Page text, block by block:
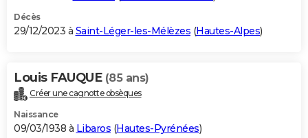
Décès
29/12/2023 à Saint-Léger-les-Mélèzes (Hautes-Alpes)
Louis FAUQUE (85 ans)
Créer une cagnotte obsèques
Naissance
09/03/1938 à Libaros (Hautes-Pyrénées)